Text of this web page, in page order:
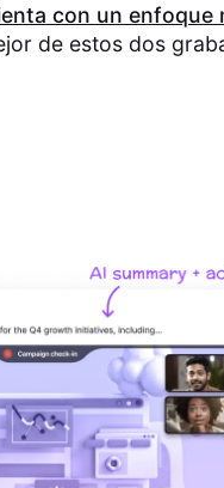
con un enfoque
de estos dos